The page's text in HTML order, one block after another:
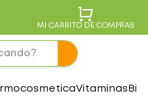
MI CARRITO DE COMPRAS
Vitaminas